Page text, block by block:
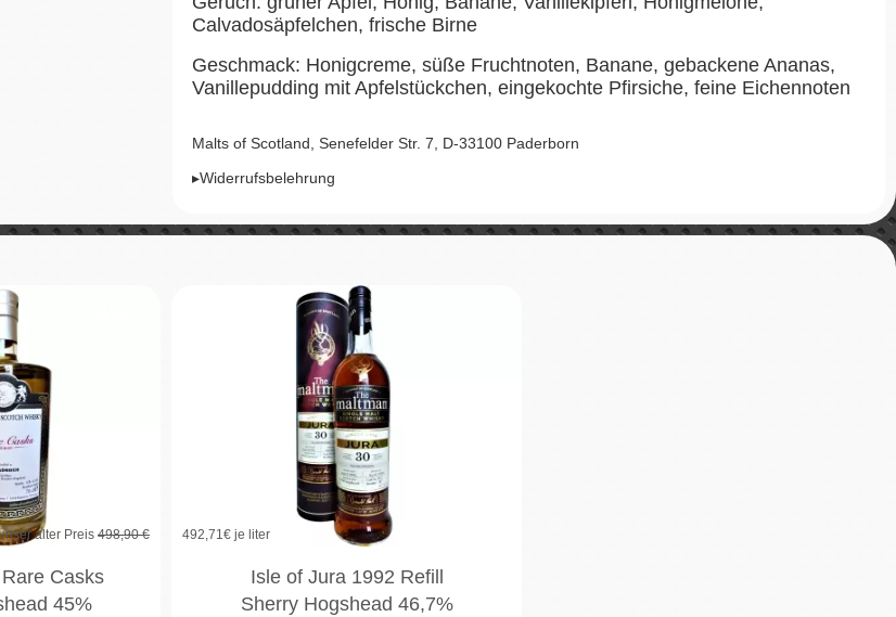
Calvadosäpfelchen, frische Birne
Geschmack: Honigcreme, süße Fruchtnoten, Banane, gebackene Ananas,
Vanillepudding mit Apfelstückchen, eingekochte Pfirsiche, feine Eichennoten
Malts of Scotland, Senefelder Str. 7, D-33100 Paderborn
▸Widerrufsbelehrung
alter Preis 498,90 €
Casks
45%
492,71€ je liter
Isle of Jura 1992 Refill
Sherry Hogshead 46,7%